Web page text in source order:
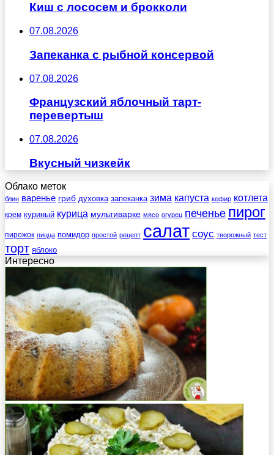
Киш с лососем и брокколи
07.08.2026
Запеканка с рыбной консервой
07.08.2026
Французский яблочный тарт-
перевертыш
07.08.2026
Вкусный чизкейк
Облако меток
блин варенье гриб духовка запеканка зима капуста кефир котлета
крем куриный курица мультиварке мясо огурец печенье пирог
пирожок пицца помидор простой рецепт салат соус творожный тест
торт яблоко
Интересно